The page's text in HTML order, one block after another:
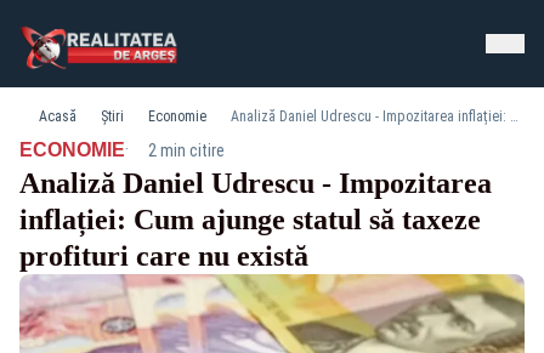
Acasă Știri Economie Analiză Daniel Udrescu - Impozitarea inflației: Cum ajunge statul să taxeze profituri care nu există
ECONOMIE· 2 min citire
Analiză Daniel Udrescu - Impozitarea
inflației: Cum ajunge statul să taxeze
profituri care nu există